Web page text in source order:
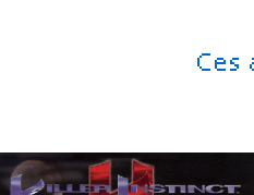
Ces